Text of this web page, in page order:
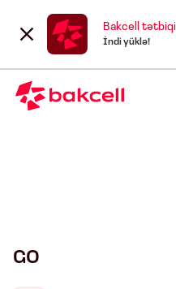
Bakcell tətbiqi
İndi yüklə!
GO